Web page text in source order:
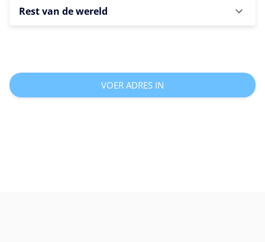
Rest van de wereld
VOER ADRES IN